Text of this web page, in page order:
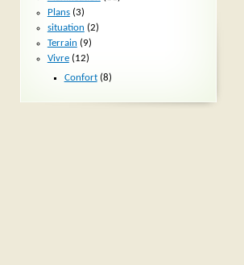
Plans(3)
situation (2)
Terrain (9)
Vivre(12)
Confort(8)